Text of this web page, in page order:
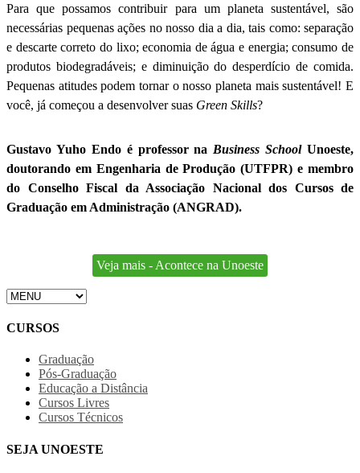
Para que possamos contribuir para um planeta sustentável, são
necessárias pequenas ações no nosso dia a dia, tais como: separação
e descarte correto do lixo; economia de água e energia; consumo de
produtos biodegradáveis; e diminuição do desperdício de comida.
Pequenas atitudes podem tornar o nosso planeta mais sustentável! E
você, já começou a desenvolver suas Green Skills?
Gustavo Yuho Endo é professor na Business SchoolUnoeste,
doutorando em Engenharia de Produção (UTFPR) e membro
do Conselho Fiscal da Associação Nacional dos Cursos de
Graduação em Administração (ANGRAD).
Veja mais - Acontece na Unoeste
CURSOS
Graduação
Pós-Graduação
Educação a Distância
Cursos Livres
Cursos Técnicos
SEJA UNOESTE